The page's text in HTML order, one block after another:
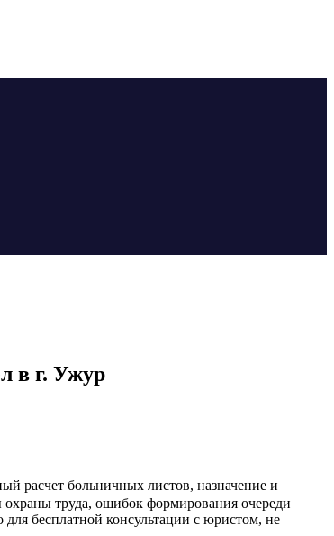
в г. Ужур
расчет больничных листов, назначение и
труда, ошибок формирования очереди
бесплатной консультации с юристом, не